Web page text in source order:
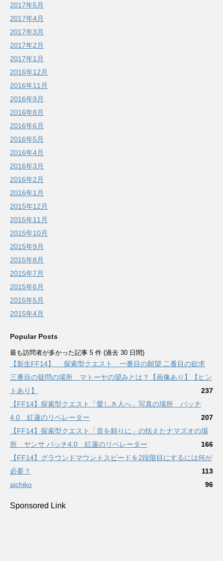
2017年5月
2017年4月
2017年3月
2017年2月
2017年1月
2016年12月
2016年11月
2016年9月
2016年8月
2016年6月
2016年5月
2016年4月
2016年3月
2016年2月
2016年1月
2015年12月
2015年11月
2015年10月
2015年9月
2015年8月
2015年7月
2015年6月
2015年5月
2015年4月
Popular Posts
最も訪問者が多かった記事 5 件 (過去 30 日間)
【新生FF14】 探索型クエスト 一番目の願望 二番目の欲求
三番目の疑問の場所 マトーヤの望みとは？【画像あり】【ヒン
トあり】
237
【FF14】探索型クエスト「愛しき人へ」写真の場所 パッチ
4.0 紅蓮のリベレーター
207
【FF14】探索型クエスト「音を頼りに」の怯えたナマズオの場
所 ヤンサ パッチ4.0 紅蓮のリベレーター
166
【FF14】グラウンドマウントスピードを2段階目にするには何が
必要？
113
aichiko
96
Sponsored Link